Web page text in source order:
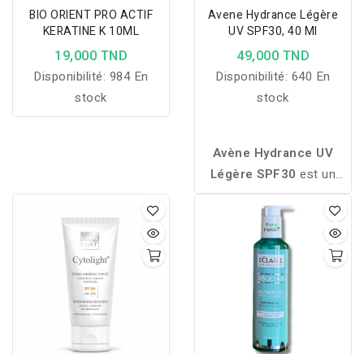
BIO ORIENT PRO ACTIF
KERATINE K 10ML
19,000 TND
Disponibilité: 984 En
stock
Avene Hydrance Légère
UV SPF30, 40 Ml
49,000 TND
Disponibilité: 640 En
stock
Avène Hydrance UV
Légère SPF30 est un
soin hydratant quotidien
avec protection solaire,
spécialement conçu pour
les peaux normales. Sa
texture légère hydrate
durablement la peau tout
en la protégeant des
rayons UV.